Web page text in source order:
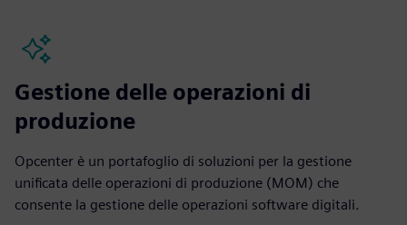
Gestione delle operazioni di
produzione
Opcenter è un portafoglio di soluzioni per la gestione
unificata delle operazioni di produzione (MOM) che
consente la gestione delle operazioni software digitali.